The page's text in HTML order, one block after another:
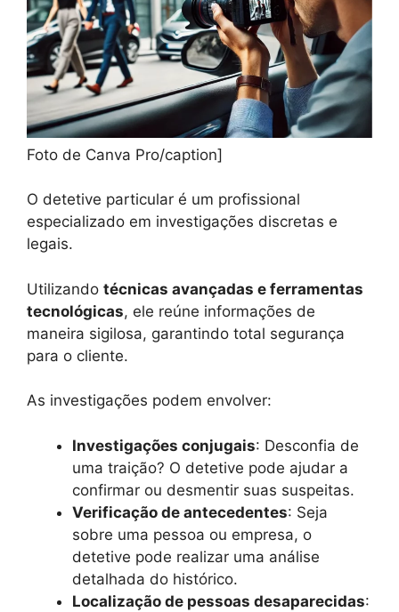
Foto de Canva Pro/caption]
O detetive particular é um profissional
especializado em investigações discretas e
legais.
Utilizando técnicas avançadas e ferramentas
tecnológicas, ele reúne informações de
maneira sigilosa, garantindo total segurança
para o cliente.
As investigações podem envolver:
Investigações conjugais: Desconfia de
uma traição? O detetive pode ajudar a
confirmar ou desmentir suas suspeitas.
Verificação de antecedentes: Seja
sobre uma pessoa ou empresa, o
detetive pode realizar uma análise
detalhada do histórico.
Localização de pessoas desaparecidas: